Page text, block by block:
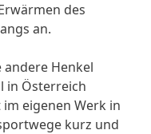
des
an.
Henkel
in Österreich
eigenen Werk in
kurz und